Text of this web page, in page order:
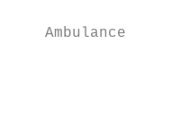
Ambulance